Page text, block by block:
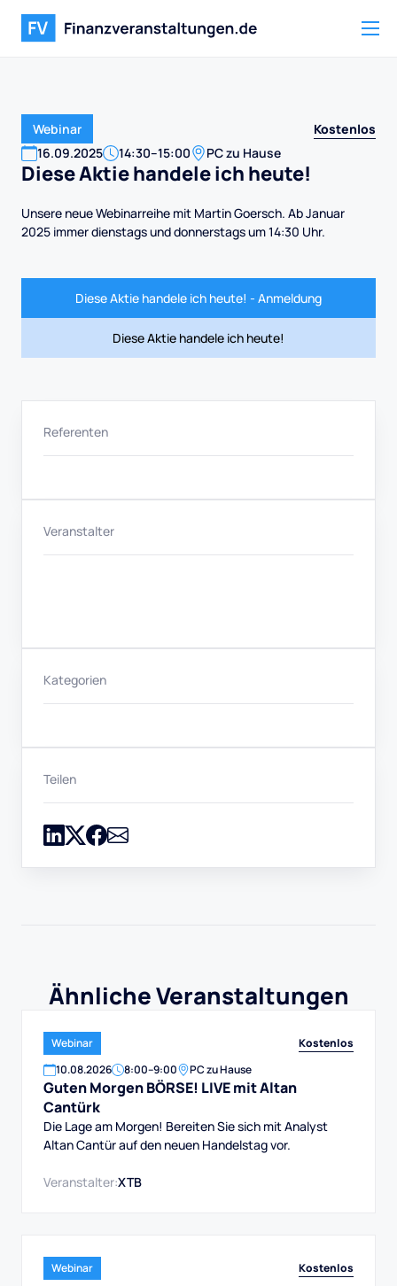
Webinar
Kostenlos
16.09.2025 14:30–15:00 PC zu Hause
Diese Aktie handele ich heute!
Unsere neue Webinarreihe mit Martin Goersch. Ab Januar
2025 immer dienstags und donnerstags um 14:30 Uhr.
Diese Aktie handele ich heute! - Anmeldung
Diese Aktie handele ich heute!
Referenten
Veranstalter
Kategorien
Teilen
Ähnliche Veranstaltungen
Webinar
Kostenlos
10.08.2026 8:00–9:00 PC zu Hause
Guten Morgen BÖRSE! LIVE mit Altan
Cantürk
Die Lage am Morgen! Bereiten Sie sich mit Analyst
Altan Cantür auf den neuen Handelstag vor.
Veranstalter:XTB
Webinar
Kostenlos